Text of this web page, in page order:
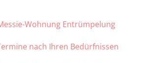
Wohnung Entrümpelung
nach Ihren Bedürfnissen